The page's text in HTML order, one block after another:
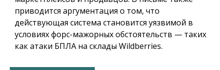
приводится аргументация о том, что
действующая система становится уязвимой в
условиях форс-мажорных обстоятельств — таких
как атаки БПЛА на склады Wildberries.